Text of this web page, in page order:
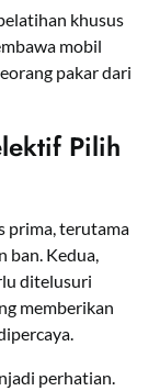
khusus
mobil
pakar dari
Pilih
prima, terutama
ban. Kedua,
ditelusuri
memberikan
perhatian.